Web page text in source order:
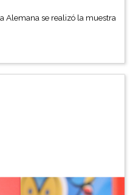
Alemana se realizó la muestra